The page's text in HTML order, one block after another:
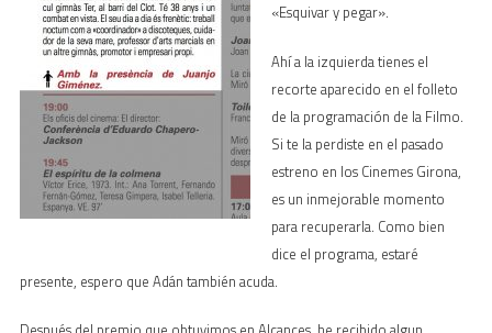
«Esquivar y pegar».
Ahí a la izquierda tienes el
recorte aparecido en el folleto
de la programación de la Filmo.
Si te la perdiste en el pasado
estreno en los Cinemes Girona,
es un inmejorable momento
para recuperarla. Como bien
dice el programa, estaré
presente, espero que Adán también acuda.